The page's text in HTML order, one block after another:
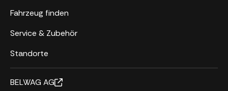
Fahrzeug finden
Service & Zubehör
Standorte
BELWAG AG